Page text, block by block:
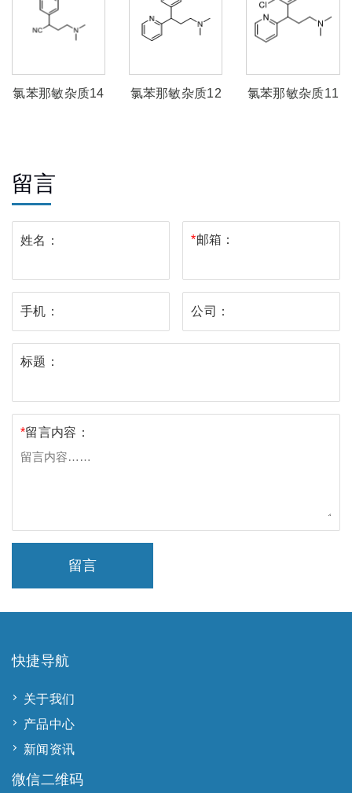
氯苯那敏杂质14 氯苯那敏杂质12 氯苯那敏杂质11
留言
姓名： *邮箱：
手机： 公司：
标题：
*留言内容：
留言
快捷导航
关于我们
产品中心
新闻资讯
微信二维码